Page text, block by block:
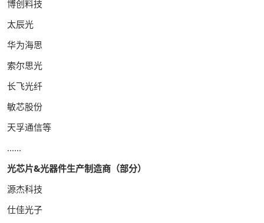
博创料技
太辰光
华为海思
索尔思光
长飞光纤
敏芯股份
天孚通信等
......
光芯片&光器件生产制造商（部分）
源杰科技
仕佳光子